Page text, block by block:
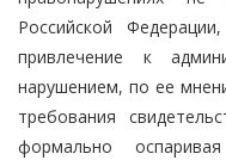
Российской
привлечение к
нарушением, по ее
требования
формально